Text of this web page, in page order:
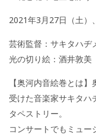
2021年3月27日（土）
芸術監督：サキタハヂ
光の切り絵：酒井敦美
【奥河内音絵巻とは
受けた音楽家サキタハ
タペストリー。
コンサートでもミュ